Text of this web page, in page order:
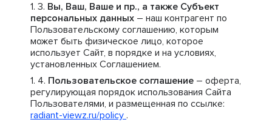
Вы, Ваш, Ваше и пр., а также Субъект
персональных данных – наш контрагент по
Пользовательскому соглашению, которым
может быть физическое лицо, которое
использует Сайт, в порядке и на условиях,
установленных Соглашением.
Пользовательское соглашение – оферта,
регулирующая порядок использования Сайта
Пользователями, и размещенная по ссылке:
radiant-viewz.ru/policy .